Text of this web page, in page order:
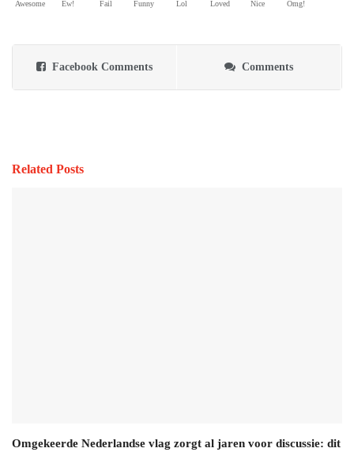
Awesome Ew! Fail Funny Lol Loved Nice Omg!
Facebook Comments Comments
Related Posts
Omgekeerde Nederlandse vlag zorgt al jaren voor discussie: dit